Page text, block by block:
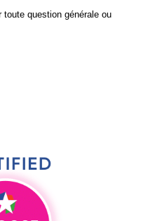
toute question générale ou